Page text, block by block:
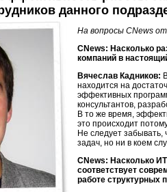
данного
На вопросы CNews
CNews: Насколько
компаний в
Вячеслав Кадников:
находится на
эффективных
консультантов,
В то же время,
это происходит
Не следует
задач, но ни в коем
CNews: Насколько
соответствует
работе структурных